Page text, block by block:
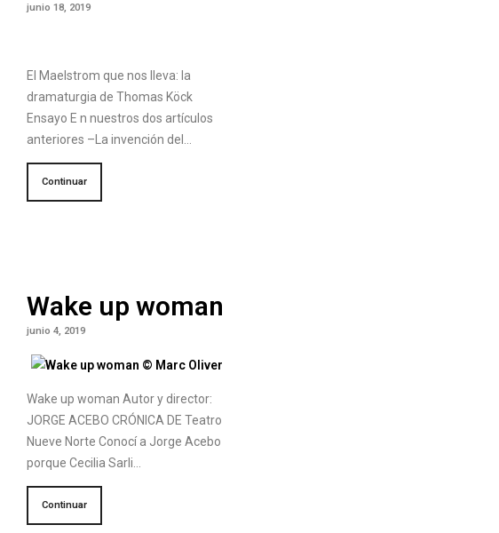
junio 18, 2019
El Maelstrom que nos lleva: la
dramaturgia de Thomas Köck
Ensayo E n nuestros dos artículos
anteriores –La invención del…
Continuar
Wake up woman
junio 4, 2019
Wake up woman Autor y director:
JORGE ACEBO CRÓNICA DE Teatro
Nueve Norte Conocí a Jorge Acebo
porque Cecilia Sarli…
Continuar